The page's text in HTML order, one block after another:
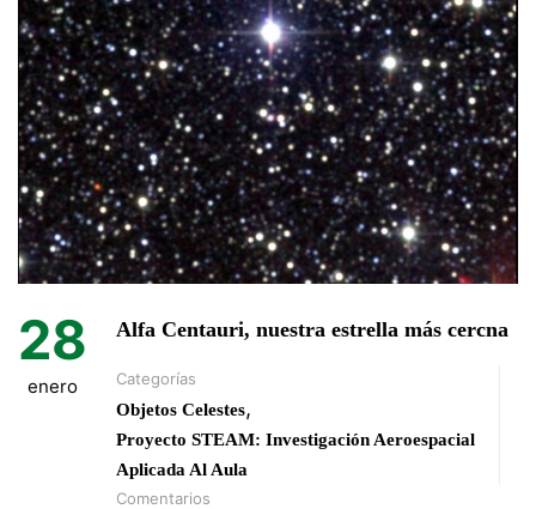
28
enero
Alfa Centauri, nuestra estrella más cercna
Categorías
Objetos Celestes,
Proyecto STEAM: Investigación Aeroespacial
Aplicada Al Aula
Comentarios